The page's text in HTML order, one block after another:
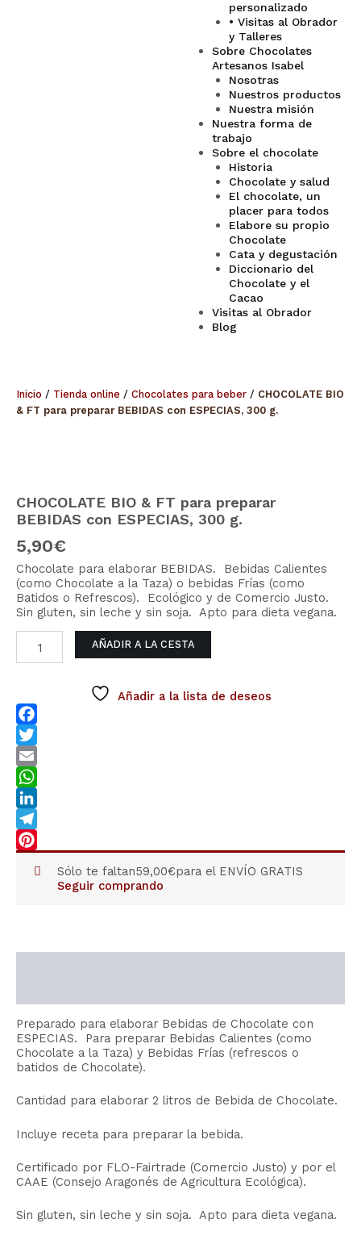
personalizado
• Visitas al Obrador
y Talleres
Sobre Chocolates
Artesanos Isabel
Nosotras
Nuestros productos
Nuestra misión
Nuestra forma de
trabajo
Sobre el chocolate
Historia
Chocolate y salud
El chocolate, un
placer para todos
Elabore su propio
Chocolate
Cata y degustación
Diccionario del
Chocolate y el
Cacao
Visitas al Obrador
Blog
Inicio / Tienda online / Chocolates para beber / CHOCOLATE BIO
& FT para preparar BEBIDAS con ESPECIAS, 300 g.
CHOCOLATE BIO & FT para preparar
BEBIDAS con ESPECIAS, 300 g.
5,90€
Chocolate para elaborar BEBIDAS. Bebidas Calientes
(como Chocolate a la Taza) o bebidas Frías (como
Batidos o Refrescos). Ecológico y de Comercio Justo.
Sin gluten, sin leche y sin soja. Apto para dieta vegana.
FT
para
BEBIDAS
con
ESPECIAS,
300
g.
AÑADIR A LA CESTA
Añadir a la lista de deseos
Facebook
Twitter
Email
WhatsApp
LinkedIn
Telegram
Sólo te faltan59,00€para el ENVÍO GRATIS
Seguir comprando
Preparado para elaborar Bebidas de Chocolate con
ESPECIAS. Para preparar Bebidas Calientes (como
Chocolate a la Taza) y Bebidas Frías (refrescos o
batidos de Chocolate).
Cantidad para elaborar 2 litros de Bebida de Chocolate.
Incluye receta para preparar la bebida.
Certificado por FLO-Fairtrade (Comercio Justo) y por el
CAAE (Consejo Aragonés de Agricultura Ecológica).
Sin gluten, sin leche y sin soja. Apto para dieta vegana.